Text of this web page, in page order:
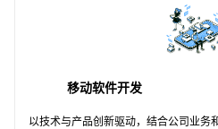
移动软件开发
以技术与产品创新驱动，结合公司业务